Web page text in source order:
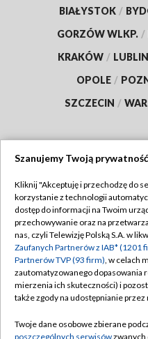
BIAŁYSTOK /
GORZÓW WLKP. /
KRAKÓW / LUBLIN
OPOLE /
SZCZECIN /
Abonament TVP
Emisja w TVP
Centrum informacji TVP
Naziemna Telewizja
Rada Programowa
Szanujemy Twoją prywatność
Kliknij "Akceptuję i przechodzę do
korzystanie z technologii
dostęp do informacji na Twoim
przechowywanie oraz na
nas, czyli Telewizję Polską S.A. w
Zaufanych Partnerów z IAB* (1201
Partnerów TVP (93 firm), w celach
zautomatyzowanego dopasowania
mierzenia ich skuteczności) i
także zgody na udostępnianie
Twoje dane osobowe zbierane
poszczególnych serwisówzwanych